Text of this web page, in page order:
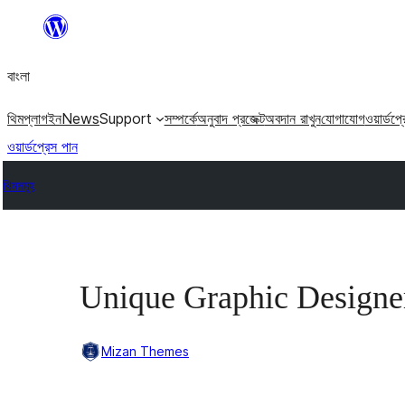
যান
বাংলা
থিমপ্লাগইনNewsSupport সম্পর্কেঅনুবাদ প্রজেক্টঅবদান রাখুনযোগাযোগ
ওয়ার্ডপ্রেস পান
থিমসমূহ
Unique Graphic
Mizan Themes